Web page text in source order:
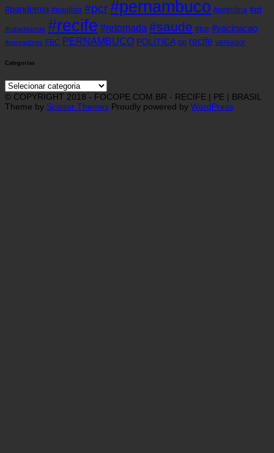
#pandemia #paulista #pcr#pernambuco #petrolina #pt
#rafaeldantas #recife #retomada #saude #tce #vacinacao
#vereadores FBC PERNAMBUCO POLÍTICA pp recife vereador
Categorias
Categorias
© COPYRIGHT 2018 - FOCOPE.COM.BR - RECIFE | PE | BRASIL
Theme by Scissor Themes Proudly powered by WordPress